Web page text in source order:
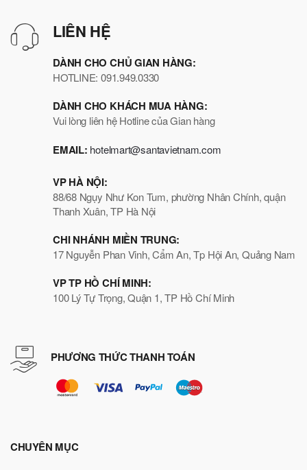
LIÊN HỆ
DÀNH CHO CHỦ GIAN HÀNG:
HOTLINE: 091.949.0330
DÀNH CHO KHÁCH MUA HÀNG:
Vui lòng liên hệ Hotline của Gian hàng
EMAIL: hotelmart@santavietnam.com
VP HÀ NỘI:
88/68 Ngụy Như Kon Tum, phường Nhân Chính, quận
Thanh Xuân, TP Hà Nội
CHI NHÁNH MIỀN TRUNG:
17 Nguyễn Phan Vinh, Cẩm An, Tp Hội An, Quảng Nam
VP TP HỒ CHÍ MINH:
100 Lý Tự Trọng, Quận 1, TP Hồ Chí Minh
PHƯƠNG THỨC THANH TOÁN
CHUYÊN MỤC